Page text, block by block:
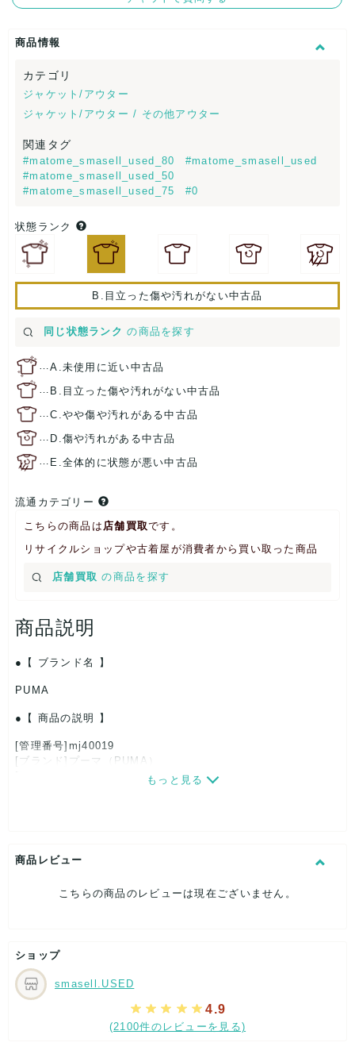
商品情報
カテゴリ
ジャケット/アウター
ジャケット/アウター / その他アウター
関連タグ
#matome_smasell_used_80
#matome_smasell_used
#matome_smasell_used_50
#matome_smasell_used_75
#0
状態ランク
B.目立った傷や汚れがない中古品
同じ状態ランク の商品を探す
…A.未使用に近い中古品
… B.目立った傷や汚れがない中古品
…C.やや傷や汚れがある中古品
… D.傷や汚れがある中古品
… E.全体的に状態が悪い中古品
流通カテゴリー
こちらの商品は 店舗買取です。
リサイクルショップや古着屋が消費者から買い取った商品
店舗買取 の商品を探す
商品説明
【 ブランド名 】
PUMA
【 商品の説明 】
[管理番号]mj40019
[ブランド]プーマ（PUMA）
[サイズ]
表記サイズ：S
着丈：約56cm
[状態・コンディション]
目立った傷や汚れなし
こちらはUSED品になりますが、
特記する程のダメージはなく、状態良好なお品になります。
ダメージがある場合はできる限り、撮影しておりますので、
もっと見る
商品レビュー
こちらの商品のレビューは現在ございません。
ショップ
smasell.USED
4.9
(2100件のレビューを見る)